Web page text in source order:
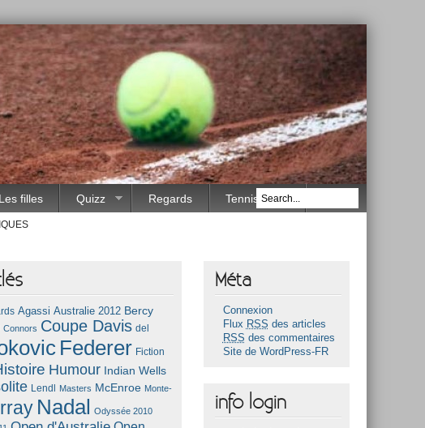
Les filles Quizz Regards Tennis Race
Agassi Australie 2012 Bercy
Connors Coupe Davis del
Federer Fiction
Humour Indian Wells
Lendl Masters McEnroe Monte-
Nadal
Odyssée 2010
Méta
Connexion
Flux RSS des articles
RSS des commentaires
Site de WordPress-FR
info login